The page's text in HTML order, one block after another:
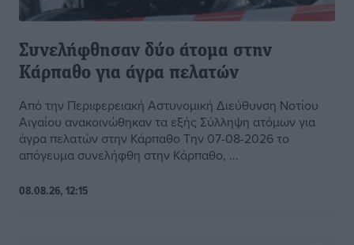
Συνελήφθησαν δύο άτομα στην
Κάρπαθο για άγρα πελατών
Από την Περιφερειακή Αστυνομική Διεύθυνση Νοτίου
Αιγαίου ανακοινώθηκαν τα εξής Σύλληψη ατόμων για
άγρα πελατών στην Κάρπαθο Την 07-08-2026 το
απόγευμα συνελήφθη στην Κάρπαθο, ...
08.08.26, 12:15